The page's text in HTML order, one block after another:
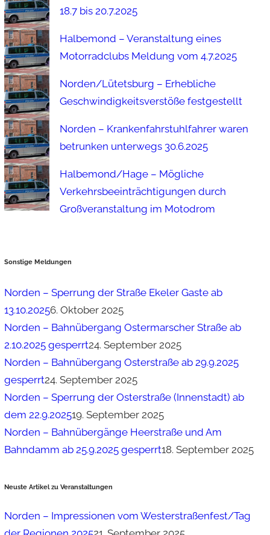
18.7 bis 20.7.2025
Halbemond – Veranstaltung eines
Motorradclubs Meldung vom 4.7.2025
Norden/Lütetsburg – Erhebliche
Geschwindigkeitsverstöße festgestellt
Norden – Krankenfahrstuhlfahrer waren
betrunken unterwegs 30.6.2025
Halbemond/Hage – Mögliche
Verkehrsbeeinträchtigungen durch
Großveranstaltung im Motodrom
Sonstige Meldungen
Norden – Sperrung der Straße Ekeler Gaste ab
13.10.20256. Oktober 2025
Norden – Bahnübergang Ostermarscher Straße ab
2.10.2025 gesperrt24. September 2025
Norden – Bahnübergang Osterstraße ab 29.9.2025
gesperrt24. September 2025
Norden – Sperrung der Osterstraße (Innenstadt) ab
dem 22.9.202519. September 2025
Norden – Bahnübergänge Heerstraße und Am
Bahndamm ab 25.9.2025 gesperrt18. September 2025
Neuste Artikel zu Veranstaltungen
Norden – Impressionen vom Westerstraßenfest/Tag